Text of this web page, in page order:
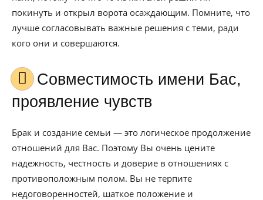
покинуть и открыл ворота осаждающим. Помните, что
лучше согласовывать важные решения с теми, ради
кого они и совершаются.
Совместимость имени Бас,
проявление чувств
Брак и создание семьи — это логическое продолжение
отношений для Вас. Поэтому Вы очень цените
надежность, честность и доверие в отношениях с
противоположным полом. Вы не терпите
недоговоренностей, шаткое положение и